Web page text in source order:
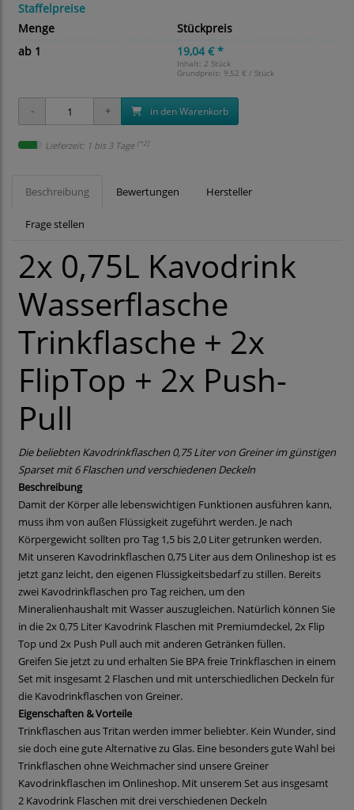
Staffelpreise
Menge
Stückpreis
ab 1
19,04 € *
Inhalt: 2 Stück
Grundpreis: 9,52 € / Stück
in den Warenkorb
Lieferzeit: 1 bis 3 Tage [*2]
Beschreibung Bewertungen Hersteller
Frage stellen
2x 0,75L Kavodrink
Wasserflasche
Trinkflasche + 2x
FlipTop + 2x Push-
Pull
Die beliebten Kavodrinkflaschen 0,75 Liter von Greiner im günstigen
Sparset mit 6 Flaschen und verschiedenen Deckeln
Beschreibung
Damit der Körper alle lebenswichtigen Funktionen ausführen kann,
muss ihm von außen Flüssigkeit zugeführt werden. Je nach
Körpergewicht sollten pro Tag 1,5 bis 2,0 Liter getrunken werden.
Mit unseren Kavodrinkflaschen 0,75 Liter aus dem Onlineshop ist es
jetzt ganz leicht, den eigenen Flüssigkeitsbedarf zu stillen. Bereits
zwei Kavodrinkflaschen pro Tag reichen, um den
Mineralienhaushalt mit Wasser auszugleichen. Natürlich können Sie
in die 2x 0,75 Liter Kavodrink Flaschen mit Premiumdeckel, 2x Flip
Top und 2x Push Pull auch mit anderen Getränken füllen.
Greifen Sie jetzt zu und erhalten Sie BPA freie Trinkflaschen in einem
Set mit insgesamt 2 Flaschen und mit unterschiedlichen Deckeln für
die Kavodrinkflaschen von Greiner.
Eigenschaften & Vorteile
Trinkflaschen aus Tritan werden immer beliebter. Kein Wunder, sind
sie doch eine gute Alternative zu Glas. Eine besonders gute Wahl bei
Trinkflaschen ohne Weichmacher sind unsere Greiner
Kavodrinkflaschen im Onlineshop. Mit unserem Set aus insgesamt
2 Kavodrink Flaschen mit drei verschiedenen Deckeln